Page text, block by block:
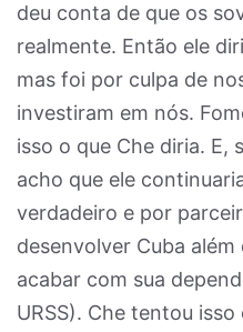
deu conta de que os
realmente. Então ele
mas foi por culpa de
investiram em nós.
isso o que Che diria. E,
acho que ele
verdadeiro e por
desenvolver Cuba
acabar com sua
URSS). Che tentou